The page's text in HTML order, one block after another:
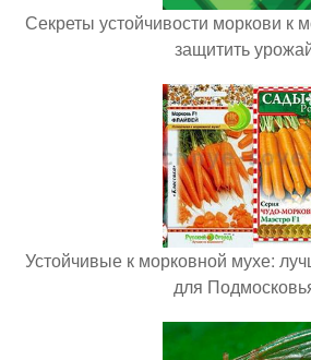
Секреты устойчивости моркови к
защитить
Устойчивые к морковной мухе:
для